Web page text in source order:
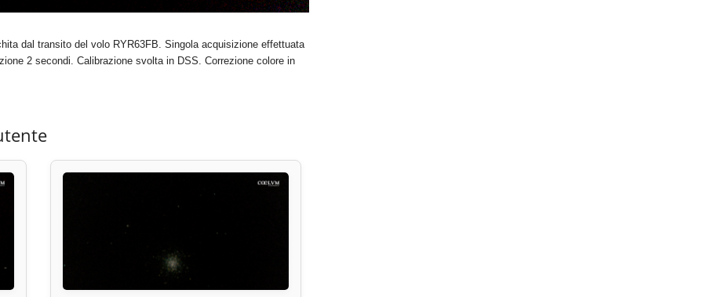
dal transito del volo RYR63FB. Singola acquisizione effettuata
2 secondi. Calibrazione svolta in DSS. Correzione colore in